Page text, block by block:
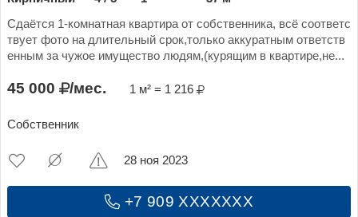
Сдаётся 1-комнатная квартира от собственника, всё соответс
твует фото на длительный срок,только аккуратным ответств
енным за чужое имущество людям,(курящим в квартире,не...
45 000 /мес. 1 м² = 1 216
Собственник
+7 909 XXXXXXX
28 ноя 2023